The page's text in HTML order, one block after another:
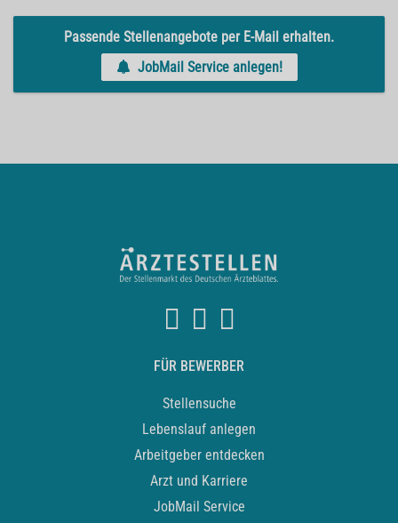
Passende Stellenangebote per E-Mail erhalten.
JobMail Service anlegen!
FÜR BEWERBER
Stellensuche
Lebenslauf anlegen
Arbeitgeber entdecken
Arzt und Karriere
JobMail Service